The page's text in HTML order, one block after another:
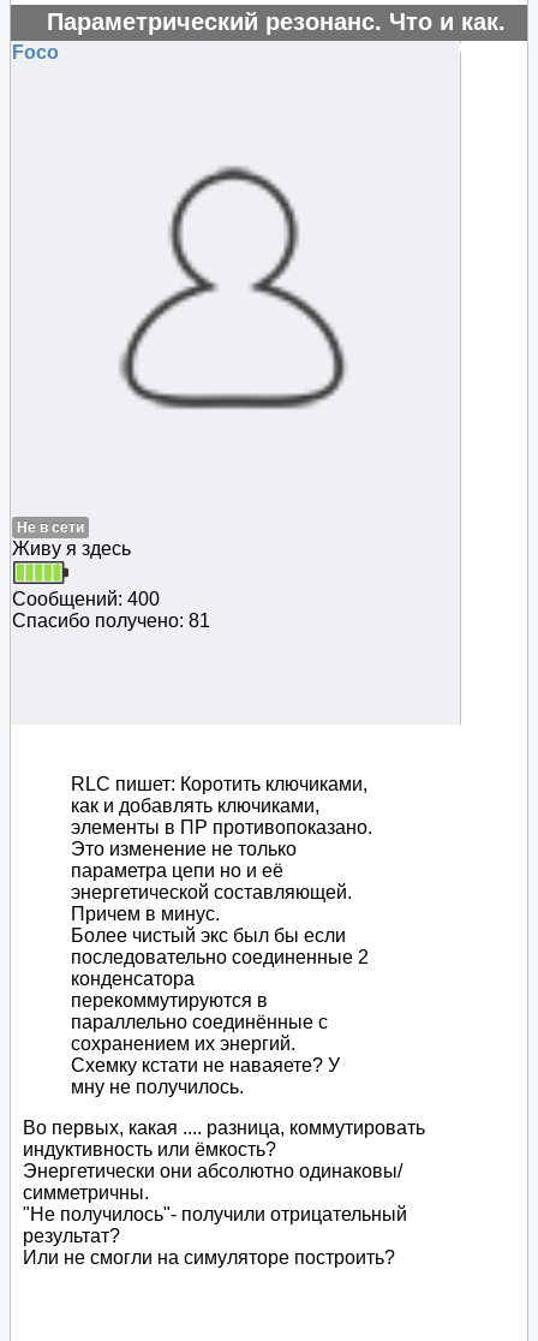
Параметрический резонанс. Что и как.
#16222
Foco
Не в сети
Живу я здесь
Сообщений: 400
Спасибо получено: 81
RLC пишет: Коротить ключиками,
как и добавлять ключиками,
элементы в ПР противопоказано.
Это изменение не только
параметра цепи но и её
энергетической составляющей.
Причем в минус.
Более чистый экс был бы если
последовательно соединенные 2
конденсатора
перекоммутируются в
параллельно соединённые с
сохранением их энергий.
Схемку кстати не наваяете? У
мну не получилось.
Во первых, какая .... разница, коммутировать
индуктивность или ёмкость?
Энергетически они абсолютно одинаковы/
симметричны.
"Не получилось"- получили отрицательный
результат?
Или не смогли на симуляторе построить?